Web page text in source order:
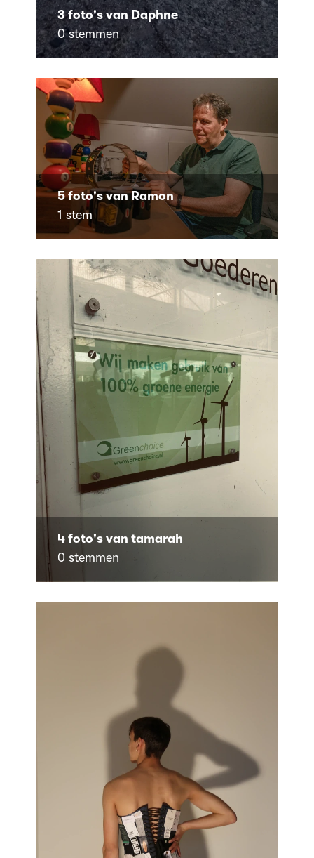
3 foto's van Daphne
0 stemmen
5 foto's van Ramon
1 stem
4 foto's van tamarah
0 stemmen